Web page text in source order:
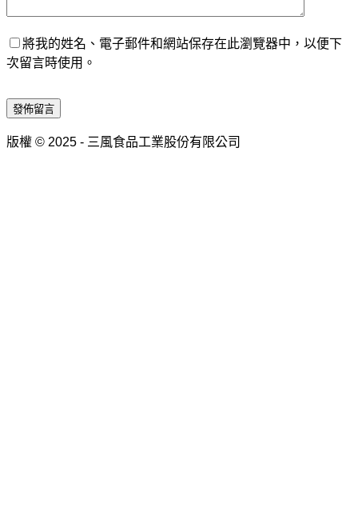
將我的姓名、電子郵件和網站保存在此瀏覽器中，以便下
次留言時使用。
發佈留言
版權 © 2025 - 三風食品工業股份有限公司